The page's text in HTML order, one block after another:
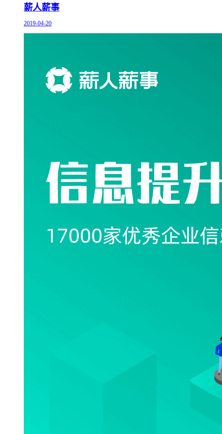
薪人薪事
2019-04-20